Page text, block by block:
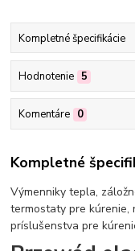
Kompletné špecifikácie
Hodnotenie 5
Komentáre 0
Kompletné
Výmenniky tepla,
termostaty pre kúrenie,
príslušenstva pre